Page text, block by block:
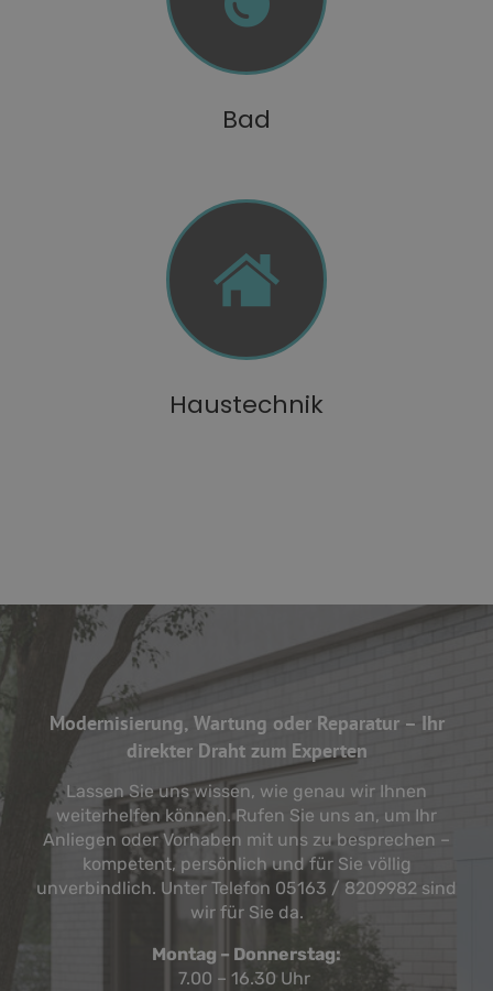
Bad
Haustechnik
Modernisierung, Wartung oder Reparatur – Ihr
direkter Draht zum Experten
Lassen Sie uns wissen, wie genau wir Ihnen
weiterhelfen können. Rufen Sie uns an, um Ihr
Anliegen oder Vorhaben mit uns zu besprechen –
kompetent, persönlich und für Sie völlig
unverbindlich. Unter Telefon 05163 / 8209982 sind
wir für Sie da.
Montag – Donnerstag:
7.00 – 16.30 Uhr